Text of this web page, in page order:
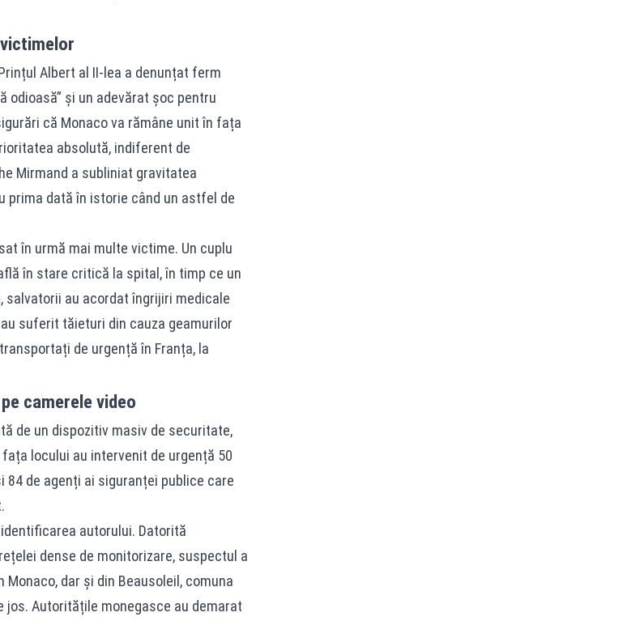
Albert al II-lea a denunțat ferm
odioasă” și un adevărat șoc pentru
că Monaco va rămâne unit în fața
absolută, indiferent de
Mirmand a subliniat gravitatea
prima dată în istorie când un astfel de
în urmă mai multe victime. Un cuplu
în stare critică la spital, în timp ce un
salvatorii au acordat îngrijiri medicale
suferit tăieturi din cauza geamurilor
de urgență în Franța, la
camerele video
de un dispozitiv masiv de securitate,
locului au intervenit de urgență 50
84 de agenți ai siguranței publice care
autorului. Datorită
dense de monitorizare, suspectul a
dar și din Beausoleil, comuna
Autoritățile monegasce au demarat